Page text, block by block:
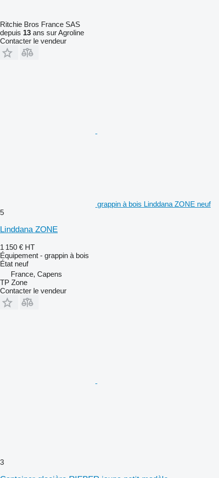
Ritchie Bros France SAS
depuis 13 ans sur Agroline
Contacter le vendeur
grappin à bois Linddana ZONE neuf
5
Linddana ZONE
1 150 € HT
Équipement - grappin à bois
État neuf
France, Capens
TP Zone
Contacter le vendeur
3